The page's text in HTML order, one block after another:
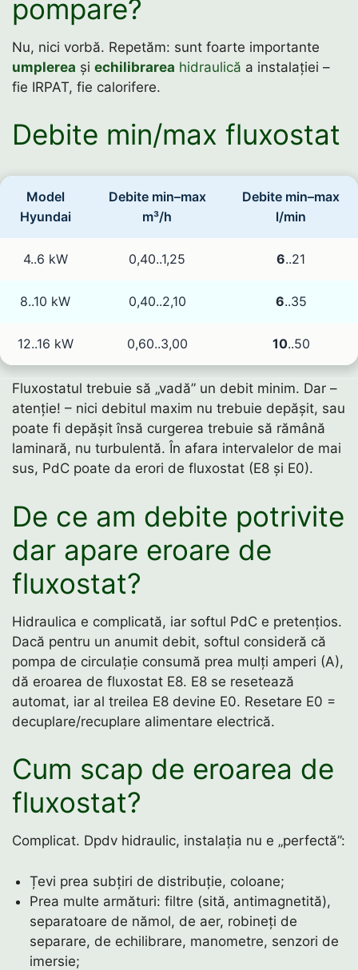
pompare?
Nu, nici vorbă. Repetăm: sunt foarte importante
umplerea și echilibrarea hidraulică a instalației –
fie IRPAT, fie calorifere.
Debite min/max fluxostat
Model
Hyundai
Debite min–max
m³/h
Debite min–max
l/min
4..6 kW 0,40..1,25 6..21
8..10 kW 0,40..2,10 6..35
12..16 kW 0,60..3,00 10..50
Fluxostatul trebuie să „vadă” un debit minim. Dar –
atenție! – nici debitul maxim nu trebuie depășit, sau
poate fi depășit însă curgerea trebuie să rămână
laminară, nu turbulentă. În afara intervalelor de mai
sus, PdC poate da erori de fluxostat (E8 și E0).
De ce am debite potrivite
dar apare eroare de
fluxostat?
Hidraulica e complicată, iar softul PdC e pretențios.
Dacă pentru un anumit debit, softul consideră că
pompa de circulație consumă prea mulți amperi (A),
dă eroarea de fluxostat E8. E8 se resetează
automat, iar al treilea E8 devine E0. Resetare E0 =
decuplare/recuplare alimentare electrică.
Cum scap de eroarea de
fluxostat?
Complicat. Dpdv hidraulic, instalația nu e „perfectă”:
Țevi prea subțiri de distribuție, coloane;
Prea multe armături: filtre (sită, antimagnetită),
separatoare de nămol, de aer, robineți de
separare, de echilibrare, manometre, senzori de
imersie;